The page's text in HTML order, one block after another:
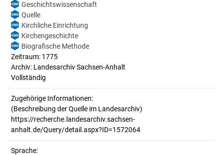
Geschichtswissenschaft
Quelle
Kirchliche Einrichtung
Kirchengeschichte
Biografische Methode
Zeitraum: 1775
Archiv: Landesarchiv Sachsen-Anhalt
Vollständig
Zugehörige Informationen:
(Beschreibung der Quelle im Landesarchiv)
https://recherche.landesarchiv.sachsen-
anhalt.de/Query/detail.aspx?ID=1572064
Sprache: